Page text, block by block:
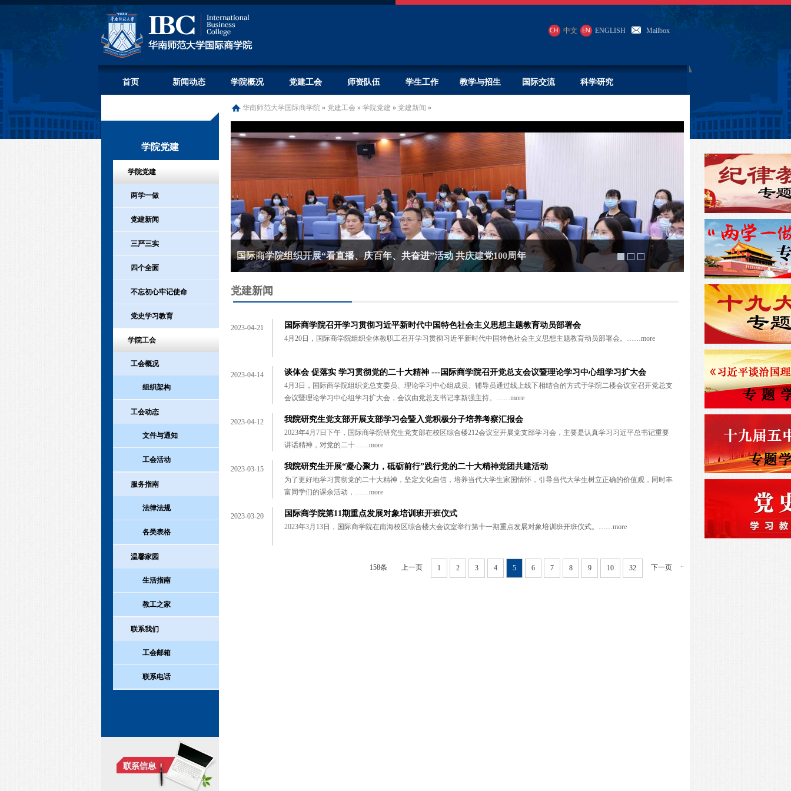
中文 ENGLISH Mailbox
首页 新闻动态 学院概况 党建工会 师资队伍 学生工作 教学与招生 国际交流 科学研究
学院党建
学院党建
两学一做
党建新闻
三严三实
四个全面
不忘初心牢记使命
党史学习教育
学院工会
工会概况
组织架构
工会动态
文件与通知
工会活动
服务指南
法律法规
各类表格
温馨家园
生活指南
教工之家
联系我们
工会邮箱
联系电话
华南师范大学国际商学院 » 党建工会 » 学院党建 » 党建新闻 »
国际商学院组织开展“看直播、庆百年、共奋进”活动 共庆建党100周年
党建新闻
2023-04-21 国际商学院召开学习贯彻习近平新时代中国特色社会主义思想主题教育动员部署会
4月20日，国际商学院组织全体教职工召开学习贯彻习近平新时代中国特色社会主义思想主题教育动员部署会。……more
2023-04-14 谈体会 促落实 学习贯彻党的二十大精神 ---国际商学院召开党总支会议暨理论学习中心组学习扩大会
4月3日，国际商学院组织党总支委员、理论学习中心组成员、辅导员通过线上线下相结合的方式于学院二楼会议室召开党总支
会议暨理论学习中心组学习扩大会，会议由党总支书记李新强主持。……more
2023-04-12 我院研究生党支部开展支部学习会暨入党积极分子培养考察汇报会
2023年4月7日下午，国际商学院研究生党支部在校区综合楼212会议室开展党支部学习会，主要是认真学习习近平总书记重要
讲话精神，对党的二十……more
2023-03-15 我院研究生开展“凝心聚力，砥砺前行”践行党的二十大精神党团共建活动
为了更好地学习贯彻党的二十大精神，坚定文化自信，培养当代大学生家国情怀，引导当代大学生树立正确的价值观，同时丰
富同学们的课余活动，……more
2023-03-20 国际商学院第11期重点发展对象培训班开班仪式
2023年3月13日，国际商学院在南海校区综合楼大会议室举行第十一期重点发展对象培训班开班仪式。……more
158条 上一页 1 2 3 4 5 6 7 8 9 10 ..
32 下一页